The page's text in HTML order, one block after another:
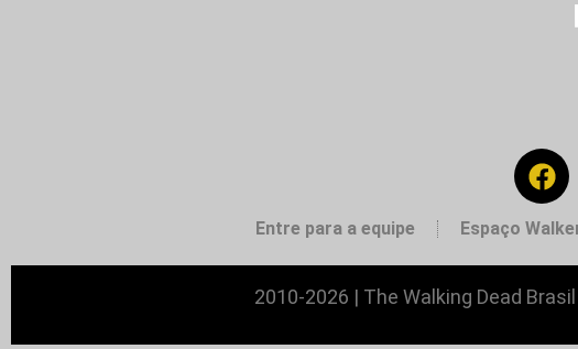
Entre para a equipe Espaço
2010-2026 | The Walking Dead